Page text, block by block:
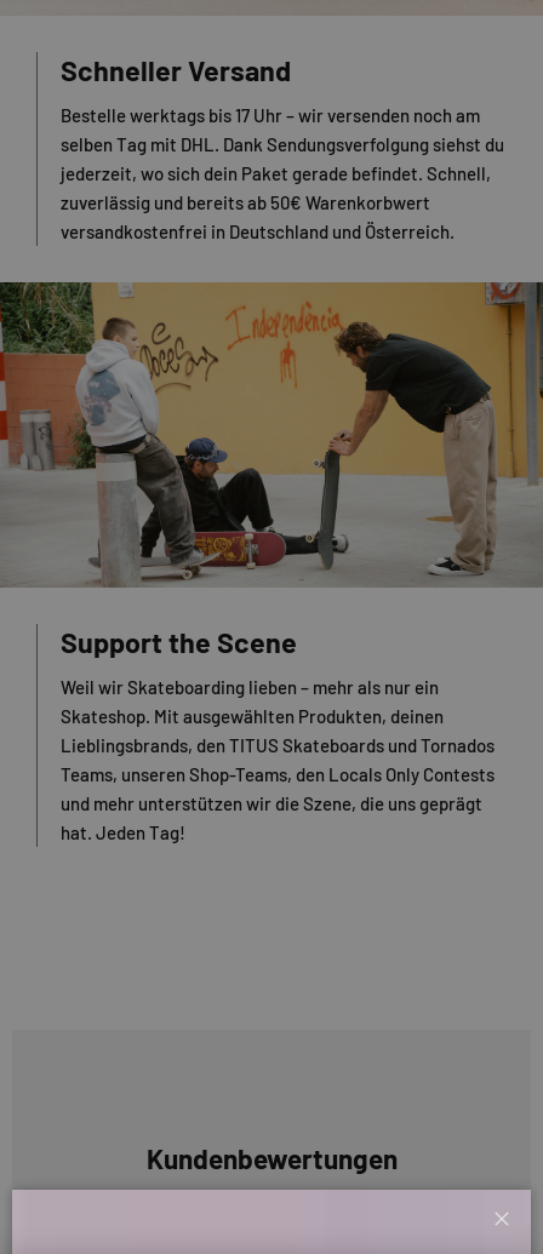
Schneller Versand
Bestelle werktags bis 17 Uhr – wir versenden noch am
selben Tag mit DHL. Dank Sendungsverfolgung siehst du
jederzeit, wo sich dein Paket gerade befindet. Schnell,
zuverlässig und bereits ab 50€ Warenkorbwert
versandkostenfrei in Deutschland und Österreich.
Support the Scene
Weil wir Skateboarding lieben – mehr als nur ein
Skateshop. Mit ausgewählten Produkten, deinen
Lieblingsbrands, den TITUS Skateboards und Tornados
Teams, unseren Shop-Teams, den Locals Only Contests
und mehr unterstützen wir die Szene, die uns geprägt
hat. Jeden Tag!
Kundenbewertungen